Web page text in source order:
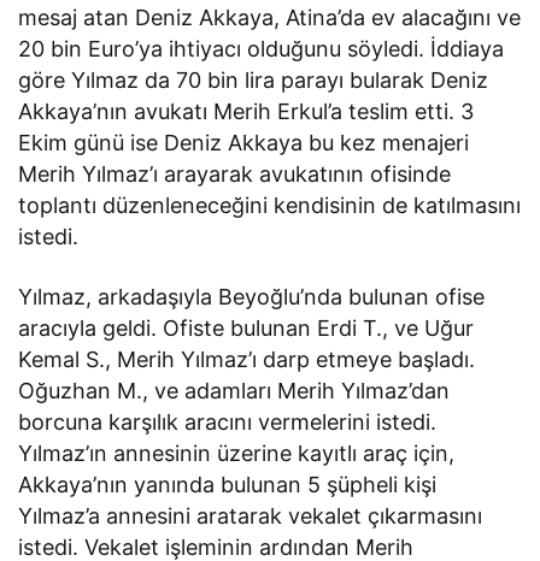
mesaj atan Deniz Akkaya, Atina’da ev alacağını ve
20 bin Euro’ya ihtiyacı olduğunu söyledi. İddiaya
göre Yılmaz da 70 bin lira parayı bularak Deniz
Akkaya’nın avukatı Merih Erkul’a teslim etti. 3
Ekim günü ise Deniz Akkaya bu kez menajeri
Merih Yılmaz’ı arayarak avukatının ofisinde
toplantı düzenleneceğini kendisinin de katılmasını
istedi.
Yılmaz, arkadaşıyla Beyoğlu’nda bulunan ofise
aracıyla geldi. Ofiste bulunan Erdi T., ve Uğur
Kemal S., Merih Yılmaz’ı darp etmeye başladı.
Oğuzhan M., ve adamları Merih Yılmaz’dan
borcuna karşılık aracını vermelerini istedi.
Yılmaz’ın annesinin üzerine kayıtlı araç için,
Akkaya’nın yanında bulunan 5 şüpheli kişi
Yılmaz’a annesini aratarak vekalet çıkarmasını
istedi. Vekalet işleminin ardından Merih